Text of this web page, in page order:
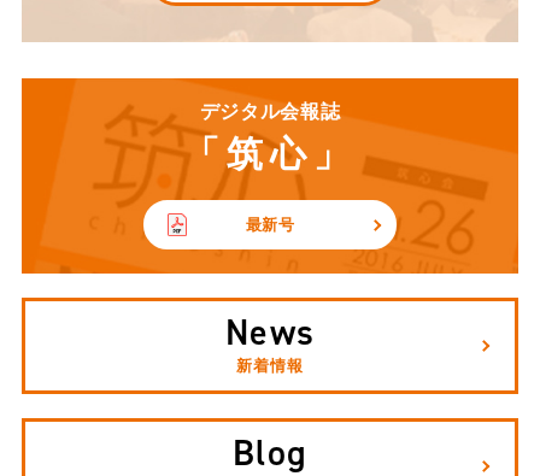
デジタル会報誌
「筑心」
最新号
News
新着情報
Blog